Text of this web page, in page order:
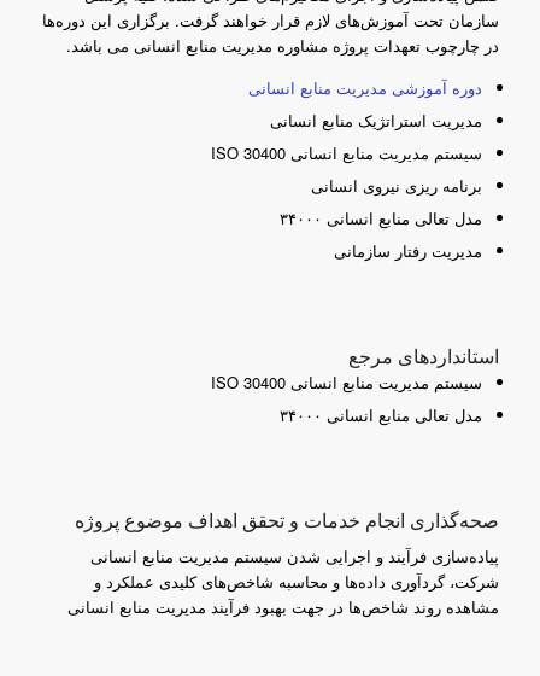
سازمان تحت آموزش‌های لازم قرار خواهند گرفت. برگزاری این دوره‌ها
در چارچوب تعهدات پروژه مشاوره مدیریت منابع انسانی می باشد.
دوره آموزشی مدیریت منابع انسانی
مدیریت استراتژیک منابع انسانی
سیستم مدیریت منابع انسانی ISO 30400
برنامه ریزی نیروی انسانی
مدل تعالی منابع انسانی ۳۴۰۰۰
مدیریت رفتار سازمانی
استانداردهای مرجع
سیستم مدیریت منابع انسانی ISO 30400
مدل تعالی منابع انسانی ۳۴۰۰۰
صحه‌گذاری انجام خدمات و تحقق اهداف موضوع پروژه
پیاده‌سازی فرآیند و اجرایی شدن سیستم مدیریت منابع انسانی
شرکت، گردآوری داده‌ها و محاسبه شاخص‌های کلیدی عملکرد و
مشاهده روند شاخص‌ها در جهت بهبود فرآیند مدیریت منابع انسانی